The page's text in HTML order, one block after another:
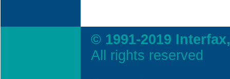
© 1991-2019
All rights reserved